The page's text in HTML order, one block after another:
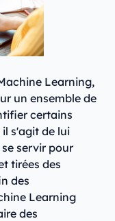
Learning,
un ensemble de
certains
s'agit de lui
servir pour
tirées des
des
Learning
des